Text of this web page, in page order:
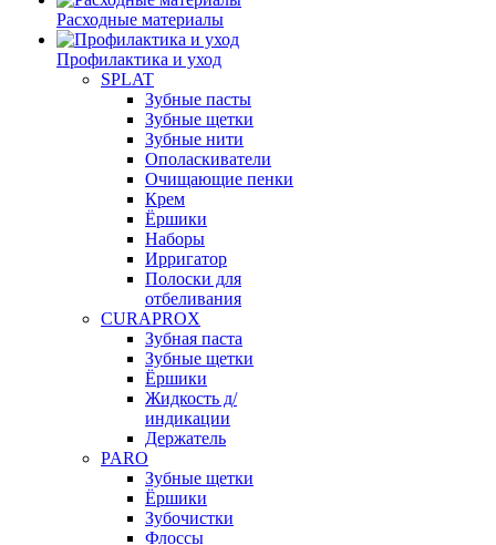
Расходные материалы
Профилактика и уход
SPLAT
Зубные пасты
Зубные щетки
Зубные нити
Ополаскиватели
Очищающие пенки
Крем
Ёршики
Наборы
Ирригатор
Полоски для
отбеливания
CURAPROX
Зубная паста
Зубные щетки
Ёршики
Жидкость д/
индикации
Держатель
PARO
Зубные щетки
Ёршики
Зубочистки
Флоссы